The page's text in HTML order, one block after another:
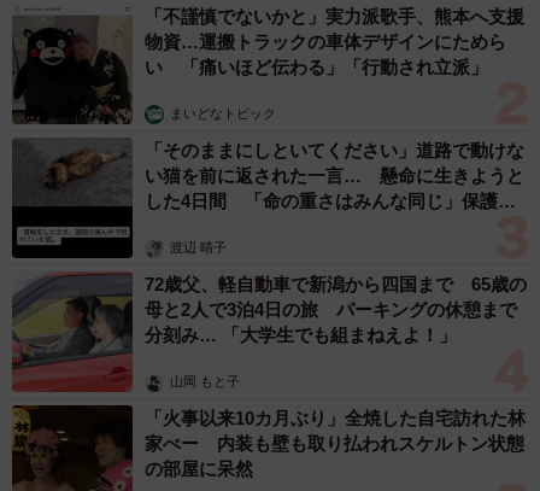
「不謹慎でないかと」実力派歌手、熊本へ支援
物資…運搬トラックの車体デザインにためら
い 「痛いほど伝わる」「行動され立派」
まいどなトピック
「そのままにしといてください」道路で動けな
い猫を前に返された一言… 懸命に生きようと
した4日間 「命の重さはみんな同じ」保護団
渡辺 晴子
72歳父、軽自動車で新潟から四国まで 65歳の
母と2人で3泊4日の旅 パーキングの休憩まで
分刻み… 「大学生でも組まねえよ！」
山岡 もと子
「火事以来10カ月ぶり」全焼した自宅訪れた林
家ぺー 内装も壁も取り払われスケルトン状態
の部屋に呆然